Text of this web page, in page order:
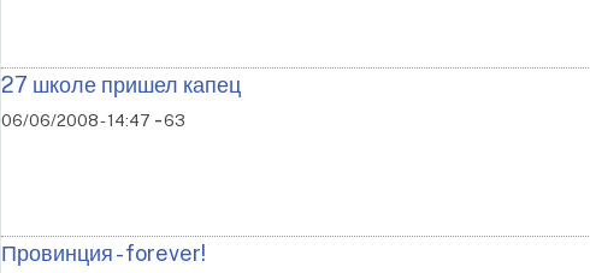
27 школе пришел капец
06/06/2008 - 14:47 -63
Провинция - forever!